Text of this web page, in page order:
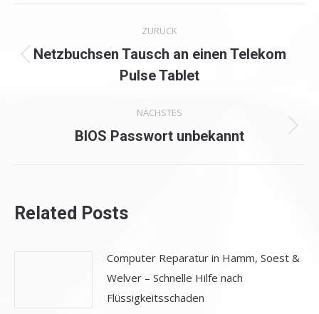
Kommentarnavigation
ZURÜCK
Vorheriger
Beitrag:
Netzbuchsen Tausch an einen Telekom
Pulse Tablet
NÄCHSTES
Nächster
BIOS Passwort unbekannt
Related Posts
Computer Reparatur in Hamm, Soest &
Welver – Schnelle Hilfe nach
Flüssigkeitsschaden